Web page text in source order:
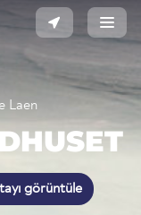
Laen
görüntüle